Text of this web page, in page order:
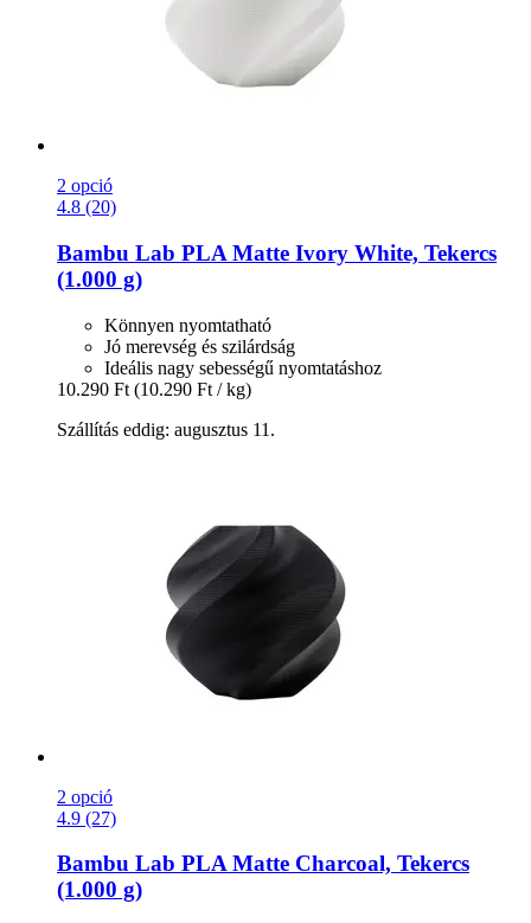
2 opció
4.8 (20)
Bambu Lab PLA Matte Ivory White, Tekercs
(1.000 g)
Könnyen nyomtatható
Jó merevség és szilárdság
Ideális nagy sebességű nyomtatáshoz
10.290 Ft (10.290 Ft / kg)
Szállítás eddig: augusztus 11.
2 opció
4.9 (27)
Bambu Lab PLA Matte Charcoal, Tekercs
(1.000 g)